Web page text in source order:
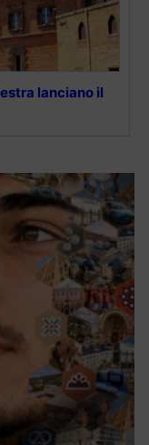
lanciano il